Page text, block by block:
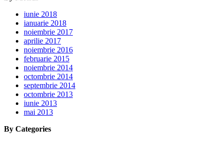
iunie 2018
ianuarie 2018
noiembrie 2017
aprilie 2017
noiembrie 2016
februarie 2015
noiembrie 2014
octombrie 2014
septembrie 2014
octombrie 2013
iunie 2013
mai 2013
By Categories